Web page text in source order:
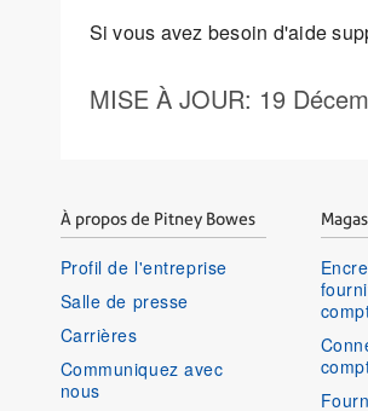
Si vous avez besoin d'aide
MISE À JOUR: 19
À propos de Pitney Bowes
Profil de l'entreprise
Salle de presse
Carrières
Communiquez avec
nous